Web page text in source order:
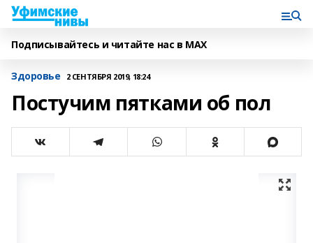
Подписывайтесь и читайте нас в MAX
Здоровье 2 СЕНТЯБРЯ 2019, 18:24
Постучим пятками об пол